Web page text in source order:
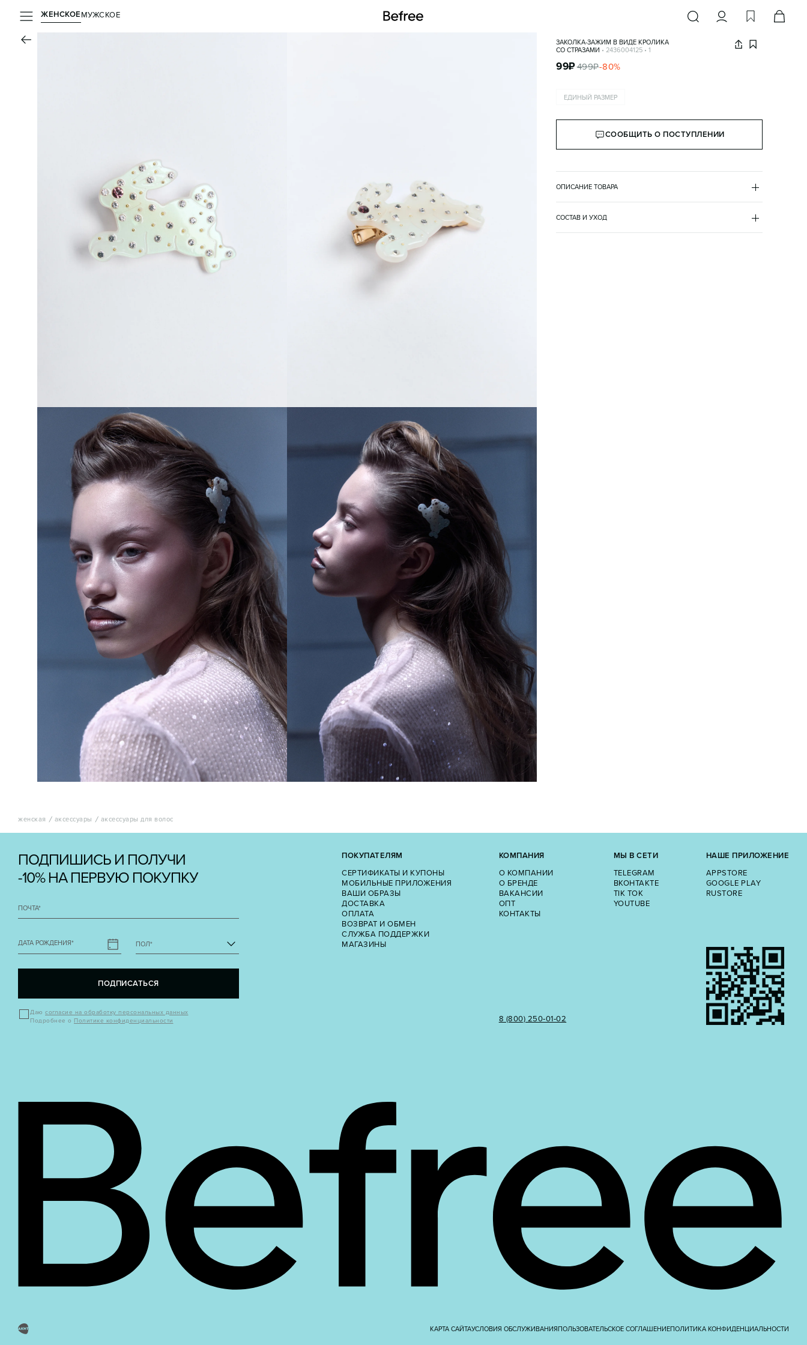
ЖЕНСКОЕМУЖСКОЕ
ЗАКОЛКА-ЗАЖИМ В ВИДЕ КРОЛИКА
СО СТРАЗАМИ • 2436004125 • 1
99₽499₽-80%
СООБЩИТЬ О ПОСТУПЛЕНИИ
ЕДИНЫЙ РАЗМЕР
ОПИСАНИЕ ТОВАРА
БЕЛЫЙ• 1
СОСТАВ И УХОД
женская аксессуары аксессуары для волос
ПОДПИШИСЬ И ПОЛУЧИ
-10% НА ПЕРВУЮ ПОКУПКУ
ПОЧТА*
ДАТА РОЖДЕНИЯ* ПОЛ*
ПОДПИСАТЬСЯ
Даю согласие на обработку персональных данных
Подробнее о Политике конфиденциальности
ПОКУПАТЕЛЯМ
СЕРТИФИКАТЫ И КУПОНЫ
МОБИЛЬНЫЕ ПРИЛОЖЕНИЯ
ВАШИ ОБРАЗЫ
ДОСТАВКА
ОПЛАТА
ВОЗВРАТ И ОБМЕН
СЛУЖБА ПОДДЕРЖКИ
МАГАЗИНЫ
КОМПАНИЯ
О КОМПАНИИ
О БРЕНДЕ
ВАКАНСИИ
ОПТ
КОНТАКТЫ
8 (800) 250‑01‑02
МЫ В СЕТИ
TELEGRAM
ВКОНТАКТЕ
TIK TOK
YOUTUBE
НАШЕ ПРИЛОЖЕНИЕ
APPSTORE
GOOGLE PLAY
RUSTORE
КАРТА САЙТАУСЛОВИЯ ОБСЛУЖИВАНИЯПОЛЬЗОВАТЕЛЬСКОЕ СОГЛАШЕНИЕПОЛИТИКА КОНФИДЕНЦИАЛЬНОСТИ